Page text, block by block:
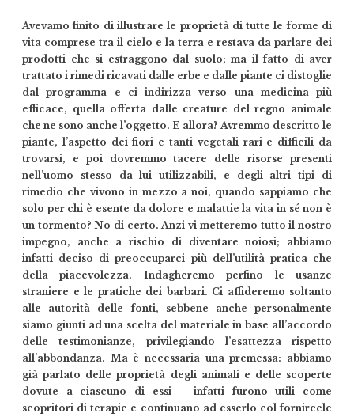
Avevamo finito di illustrare le proprietà di tutte le forme di
vita comprese tra il cielo e la terra e restava da parlare dei
prodotti che si estraggono dal suolo; ma il fatto di aver
trattato i rimedi ricavati dalle erbe e dalle piante ci distoglie
dal programma e ci indirizza verso una medicina più
efficace, quella offerta dalle creature del regno animale
che ne sono anche l’oggetto. E allora? Avremmo descritto le
piante, l’aspetto dei fiori e tanti vegetali rari e difficili da
trovarsi, e poi dovremmo tacere delle risorse presenti
nell’uomo stesso da lui utilizzabili, e degli altri tipi di
rimedio che vivono in mezzo a noi, quando sappiamo che
solo per chi è esente da dolore e malattie la vita in sé non è
un tormento? No di certo. Anzi vi metteremo tutto il nostro
impegno, anche a rischio di diventare noiosi; abbiamo
infatti deciso di preoccuparci più dell’utilità pratica che
della piacevolezza. Indagheremo perfino le usanze
straniere e le pratiche dei barbari. Ci affideremo soltanto
alle autorità delle fonti, sebbene anche personalmente
siamo giunti ad una scelta del materiale in base all’accordo
delle testimonianze, privilegiando l’esattezza rispetto
all’abbondanza. Ma è necessaria una premessa: abbiamo
già parlato delle proprietà degli animali e delle scoperte
dovute a ciascuno di essi – infatti furono utili come
scopritori di terapie e continuano ad esserlo col fornircele